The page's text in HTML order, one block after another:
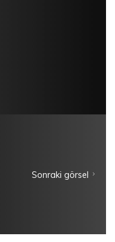
Sonraki görsel